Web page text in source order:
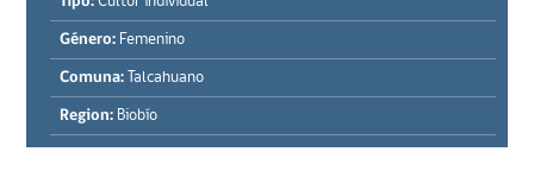
Género: Femenino
Comuna: Talcahuano
Region: Biobío